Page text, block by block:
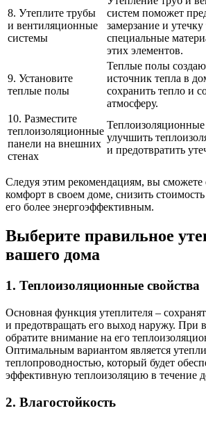
8. Утеплите трубы
и вентиляционные
системы
систем поможет
замерзание и
специальные
этих элементов.
9. Установите
теплые полы
Теплые полы
источник тепла в
сохранить тепло и
атмосферу.
10. Разместите
теплоизоляционные
панели на внешних
стенах
улучшить
и предотвратить
Следуя этим рекомендациям, вы сможете
комфорт в своем доме, снизить
его более энергоэффективным.
Выберите правильное
вашего дома
1. Теплоизоляционные свойства
Основная функция утеплителя –
и предотвращать его выход наружу. При
обратите внимание на его
Оптимальным вариантом является
теплопроводностью, который будет
эффективную теплоизоляцию в течение
2. Влагостойкость